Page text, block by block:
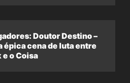
Doutor Destino –
épica cena de luta entre
e o Coisa